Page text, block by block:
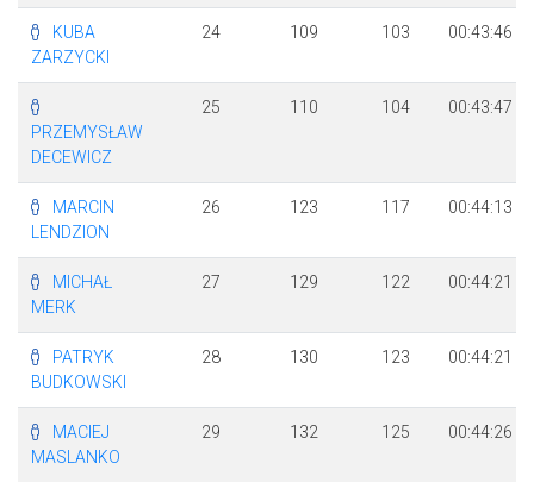
KUBA
ZARZYCKI
24 109 103 00:43:46
PRZEMYSŁAW
DECEWICZ
25 110 104 00:43:47
MARCIN
LENDZION
26 123 117 00:44:13
MICHAŁ
MERK
27 129 122 00:44:21
PATRYK
BUDKOWSKI
28 130 123 00:44:21
MACIEJ
MASLANKO
29 132 125 00:44:26